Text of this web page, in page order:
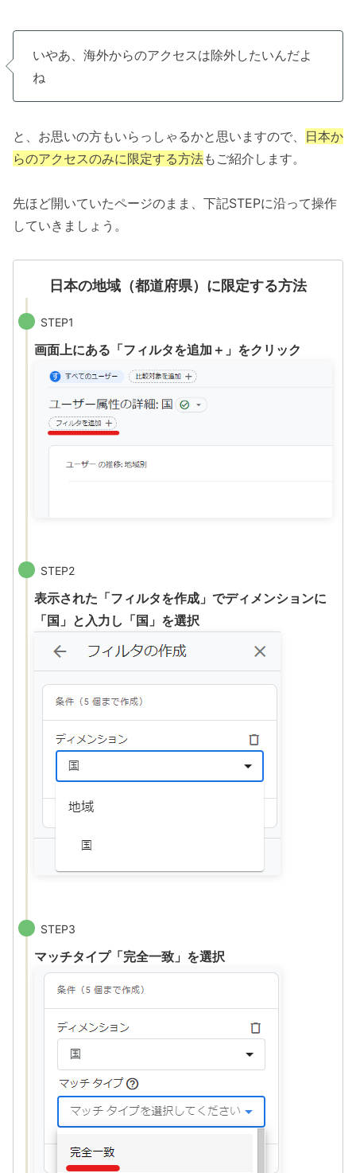
いやあ、海外からのアクセスは除外したいんだよ
ね
と、お思いの方もいらっしゃるかと思いますので、 日本か
らのアクセスのみに限定する方法もご紹介します。
先ほど開いていたページのまま、下記STEPに沿って操作
していきましょう。
日本の地域（都道府県）に限定する方法
STEP1
画面上にある「フィルタを追加＋」をクリック
STEP2
表示された「フィルタを作成」でディメンションに
「国」と入力し「国」を選択
STEP3
マッチタイプ「完全一致」を選択